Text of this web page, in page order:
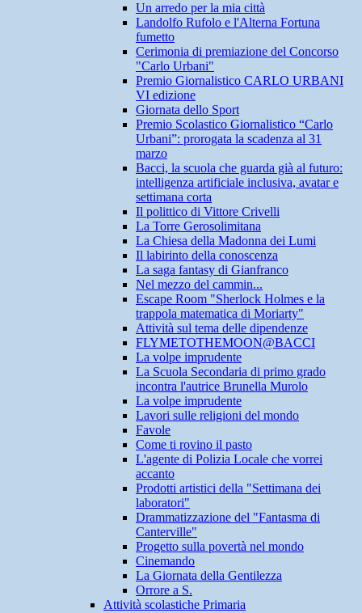
Un arredo per la mia città
Landolfo Rufolo e l'Alterna Fortuna
fumetto
Cerimonia di premiazione del Concorso
"Carlo Urbani"
Premio Giornalistico CARLO URBANI
VI edizione
Giornata dello Sport
Premio Scolastico Giornalistico “Carlo
Urbani”: prorogata la scadenza al 31
marzo
Bacci, la scuola che guarda già al futuro:
intelligenza artificiale inclusiva, avatar e
settimana corta
Il polittico di Vittore Crivelli
La Torre Gerosolimitana
La Chiesa della Madonna dei Lumi
Il labirinto della conoscenza
La saga fantasy di Gianfranco
Nel mezzo del cammin...
Escape Room "Sherlock Holmes e la
trappola matematica di Moriarty"
Attività sul tema delle dipendenze
FLYMETOTHEMOON@BACCI
La volpe imprudente
La Scuola Secondaria di primo grado
incontra l'autrice Brunella Murolo
La volpe imprudente
Lavori sulle religioni del mondo
Favole
Come ti rovino il pasto
L'agente di Polizia Locale che vorrei
accanto
Prodotti artistici della "Settimana dei
laboratori"
Drammatizzazione del "Fantasma di
Canterville"
Progetto sulla povertà nel mondo
Cinemando
La Giornata della Gentilezza
Orrore a S.
Attività scolastiche Primaria